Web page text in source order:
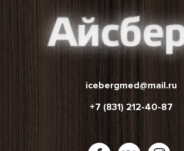
icebergmed@mail.ru
+7 (831) 212-40-87